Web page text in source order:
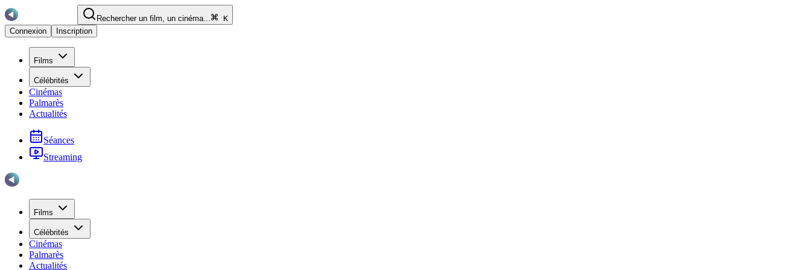
Rechercher un film, un cinéma...
K
Connexion
Inscription
Films
Célébrités
Cinémas
Palmarès
Actualités
Séances
Streaming
Films
Célébrités
Cinémas
Palmarès
Actualités